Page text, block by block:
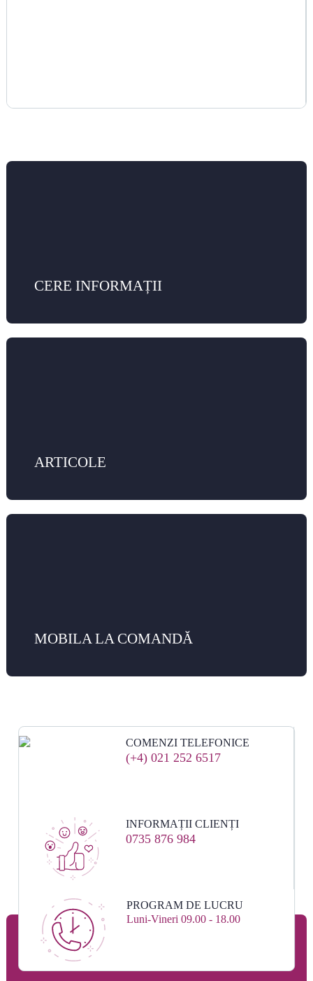
CERE INFORMAȚII
ARTICOLE
MOBILA LA COMANDĂ
COMENZI TELEFONICE
(+4) 021 252 6517
INFORMAȚII CLIENȚI
0735 876 984
PROGRAM DE LUCRU
Luni-Vineri 09.00 - 18.00